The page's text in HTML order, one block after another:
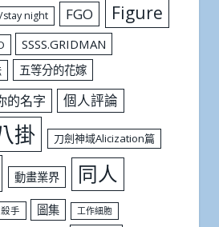
stay night FGO Figure
SSSS.GRIDMAN
五等分的花嫁
的名字 個人評論
掛 刀劍神域Alicization篇
動畫業界 同人
手 圖集 工作細胞